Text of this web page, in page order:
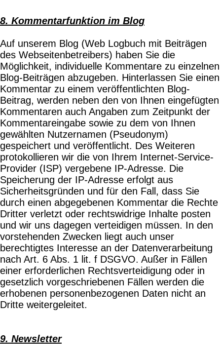
8. Kommentarfunktion im Blog
Auf unserem Blog (Web Logbuch mit Beiträgen
des Webseitenbetreibers) haben Sie die
Möglichkeit, individuelle Kommentare zu einzelnen
Blog-Beiträgen abzugeben. Hinterlassen Sie einen
Kommentar zu einem veröffentlichten Blog-
Beitrag, werden neben den von Ihnen eingefügten
Kommentaren auch Angaben zum Zeitpunkt der
Kommentareingabe sowie zu dem von Ihnen
gewählten Nutzernamen (Pseudonym)
gespeichert und veröffentlicht. Des Weiteren
protokollieren wir die von Ihrem Internet-Service-
Provider (ISP) vergebene IP-Adresse. Die
Speicherung der IP-Adresse erfolgt aus
Sicherheitsgründen und für den Fall, dass Sie
durch einen abgegebenen Kommentar die Rechte
Dritter verletzt oder rechtswidrige Inhalte posten
und wir uns dagegen verteidigen müssen. In den
vorstehenden Zwecken liegt auch unser
berechtigtes Interesse an der Datenverarbeitung
nach Art. 6 Abs. 1 lit. f DSGVO. Außer in Fällen
einer erforderlichen Rechtsverteidigung oder in
gesetzlich vorgeschriebenen Fällen werden die
erhobenen personenbezogenen Daten nicht an
Dritte weitergeleitet.
9. Newsletter